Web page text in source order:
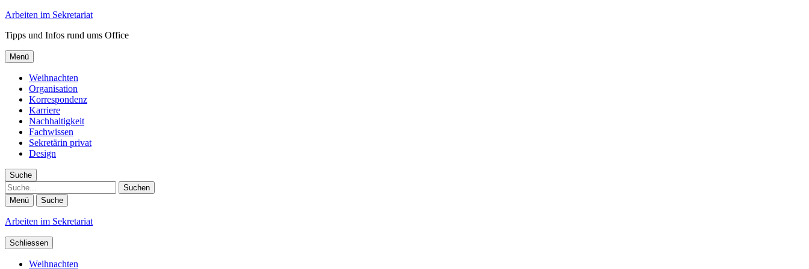
Arbeiten im Sekretariat
Tipps und Infos rund ums Office
Menü
Weihnachten
Organisation
Korrespondenz
Karriere
Nachhaltigkeit
Fachwissen
Sekretärin privat
Design
Suche
Suche
Menü Suche
Arbeiten im Sekretariat
Schliessen
Weihnachten